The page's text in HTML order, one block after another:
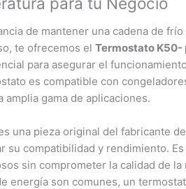
de mantener una cadena de
te ofrecemos el Termostato K50-
para asegurar el
es compatible con
gama de aplicaciones.
una pieza original del fabricante
su compatibilidad y rendimiento.
sin comprometer la calidad de
energía son comunes, un